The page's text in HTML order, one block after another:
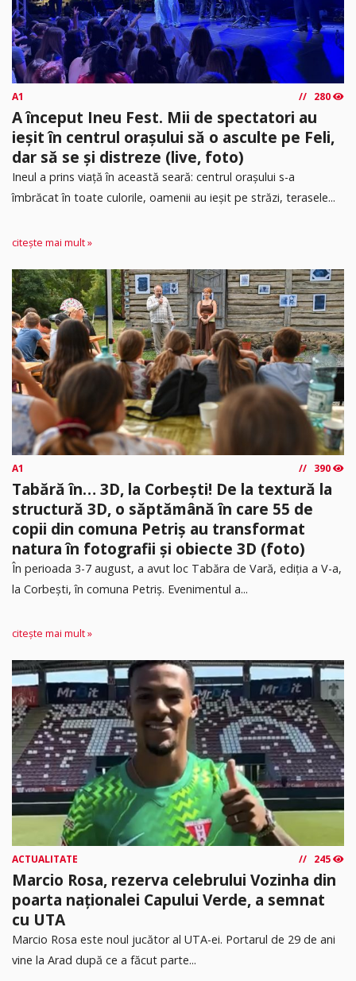
A1 280
A început Ineu Fest. Mii de spectatori au
ieșit în centrul orașului să o asculte pe Feli,
dar să se și distreze (live, foto)
Ineul a prins viață în această seară: centrul orașului s-a
îmbrăcat în toate culorile, oamenii au ieșit pe străzi, terasele...
citește mai mult »
A1 390
Tabără în… 3D, la Corbești! De la textură la
structură 3D, o săptămână în care 55 de
copii din comuna Petriș au transformat
natura în fotografii și obiecte 3D (foto)
În perioada 3-7 august, a avut loc Tabăra de Vară, ediția a V-a,
la Corbești, în comuna Petriș. Evenimentul a...
citește mai mult »
ACTUALITATE 245
Marcio Rosa, rezerva celebrului Vozinha din
poarta naționalei Capului Verde, a semnat
cu UTA
Marcio Rosa este noul jucător al UTA-ei. Portarul de 29 de ani
vine la Arad după ce a făcut parte...